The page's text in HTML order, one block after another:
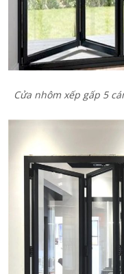
Cửa nhôm xếp gấp 5